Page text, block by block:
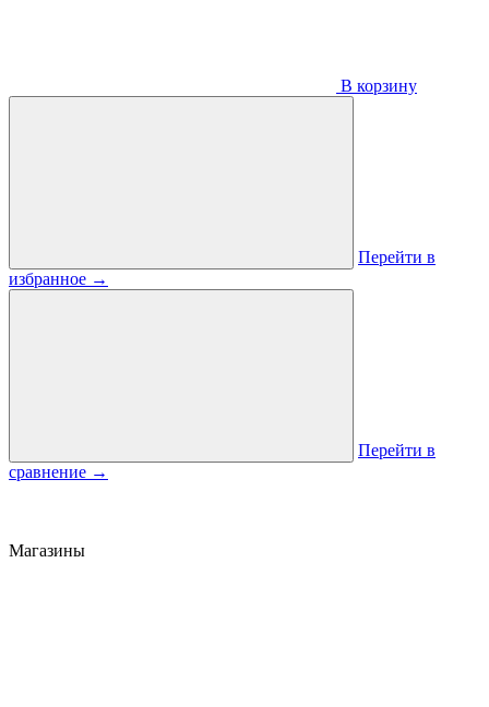
В корзину
Перейти в
избранное →
Перейти в
сравнение →
Магазины